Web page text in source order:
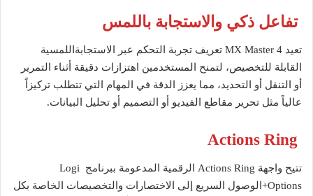
تفاعل ذكي والاستجابة باللمس
تعيد MX Master 4 تعريف تجربة التحكم عبر الاستجابةاللمسية
القابلة للتخصيص، لتمنح المستخدمين اهتزازات دقيقة أثناء التمرير
أو التنقل أو التحديد، مما يعزز الدقة في المهام التي تتطلب تركيزاً
عالياً مثل تحرير مقاطع الفيديو أو التصميم أو تحليل البيانات.
Actions Ring
تتيح واجهة Actions Ring الرقمية المدعومة ببرنامج Logi
Options+الوصول السريع إلى الاختصارات والتخصيصات الخاصة بكل